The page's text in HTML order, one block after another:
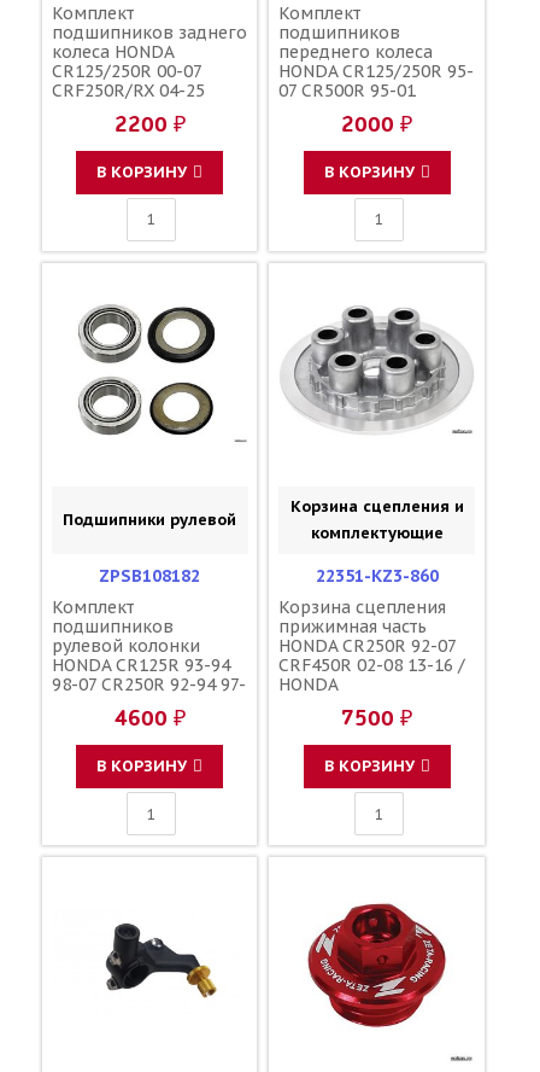
Комплект
подшипников заднего
колеса HONDA
CR125/250R 00-07
CRF250R/RX 04-25
CRF450R/RX 02-25
CRF450X 05-25 SUZUKI
RMZ250 07-25 RMZ450
сальники / ZORO
PARTS 25-1250
2200 ₽
В КОРЗИНУ
Комплект
подшипников
переднего колеса
HONDA CR125/250R 95-
07 CR500R 95-01
CRF250RX 19-25
CRF450R 02-25
CRF450RX 17-25
сальники / ZORO
PARTS 25-1081 91062-
MAC-681 91201-KS6-
004
2000 ₽
В КОРЗИНУ
Подшипники рулевой
ZPSB108182
Комплект
подшипников
рулевой колонки
HONDA CR125R 93-94
98-07 CR250R 92-94 97-
25 CRF250X 04-17
CRF450R 02-08 17-25
CRF250/450RX 17-25
KZ4-701 53214-KZ4-
701 53214-KZ3-861
4600 ₽
В КОРЗИНУ
Корзина сцепления и
комплектующие
22351-KZ3-860
Корзина сцепления
прижимная часть
HONDA CR250R 92-07
CRF450R 02-08 13-16 /
HONDA
7500 ₽
В КОРЗИНУ